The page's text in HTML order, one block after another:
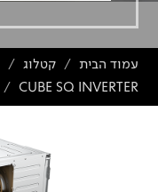
עמוד הבית / קטלוג /
CUBE SQ INVERTER
/